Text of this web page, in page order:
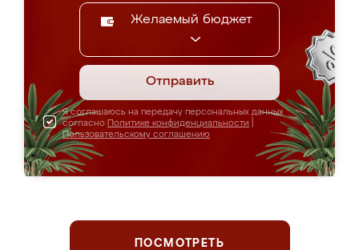
Желаемый бюджет
Отправить
Я соглашаюсь на передачу персональных данных
согласно Политике конфиденциальности
Пользовательскому соглашению
ПОСМОТРЕТЬ